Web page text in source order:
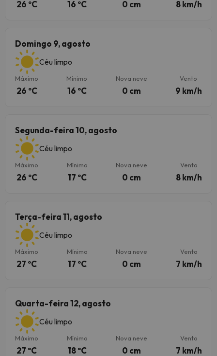
26 ºC 16 ºC 0 cm 8 km/h
Domingo 9, agosto
Céu limpo
Máximo
26 ºC
Mínimo
16 ºC
Nova neve
0 cm
Vento
9 km/h
Segunda-feira 10, agosto
Céu limpo
Máximo
26 ºC
Mínimo
17 ºC
Nova neve
0 cm
Vento
8 km/h
Terça-feira 11, agosto
Céu limpo
Máximo
27 ºC
Mínimo
17 ºC
Nova neve
0 cm
Vento
7 km/h
Quarta-feira 12, agosto
Céu limpo
Máximo
27 ºC
Mínimo
18 ºC
Nova neve
0 cm
Vento
7 km/h